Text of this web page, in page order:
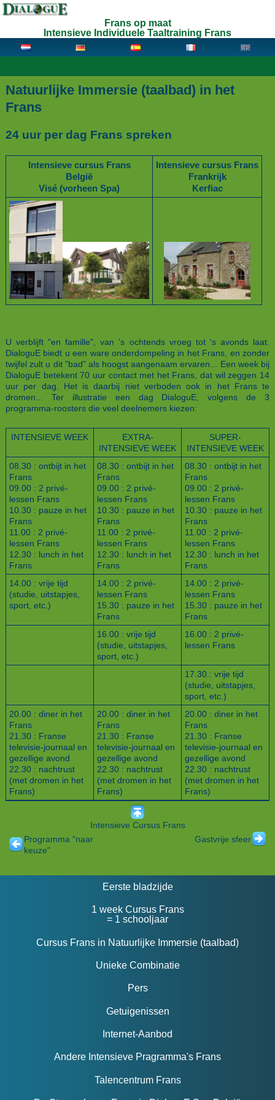
Frans op maat
Intensieve Individuele Taaltraining Frans
Natuurlijke Immersie (taalbad) in het
Frans
24 uur per dag Frans spreken
Intensieve cursus Frans
België
Visé (vorheen Spa)
Intensieve cursus Frans
Frankrijk
Kerfiac
U verblijft "en famille", van 's ochtends vroeg tot 's avonds laat.
DialoguE biedt u een ware onderdompeling in het Frans, en zonder
twijfel zult u dit "bad" als hoogst aangenaam ervaren... Een week bij
DialoguE betekent 70 uur contact met het Frans, dat wil zeggen 14
uur per dag. Het is daarbij niet verboden ook in het Frans te
dromen... Ter illustratie een dag DialoguE, volgens de 3
programma-roosters die veel deelnemers kiezen:
INTENSIEVE WEEK
EXTRA-
INTENSIEVE WEEK
SUPER-
INTENSIEVE WEEK
08.30 : ontbijt in het
Frans
09.00 : 2 privé-
lessen Frans
10.30 : pauze in het
Frans
11.00 : 2 privé-
lessen Frans
12.30 : lunch in het
Frans
08.30 : ontbijt in het
Frans
09.00 : 2 privé-
lessen Frans
10.30 : pauze in het
Frans
11.00 : 2 privé-
lessen Frans
12.30 : lunch in het
Frans
08.30 : ontbijt in het
Frans
09.00 : 2 privé-
lessen Frans
10.30 : pauze in het
Frans
11.00 : 2 privé-
lessen Frans
12.30 : lunch in het
Frans
14.00 : vrije tijd
(studie, uitstapjes,
sport, etc.)
14.00 : 2 privé-
lessen Frans
15.30 : pauze in het
Frans
14.00 : 2 privé-
lessen Frans
15.30 : pauze in het
Frans
16.00 : vrije tijd
(studie, uitstapjes,
sport, etc.)
16.00 : 2 privé-
lessen Frans
17.30.: vrije tijd
(studie, uitstapjes,
sport, etc.)
20.00 : diner in het
Frans
21.30 : Franse
televisie-journaal en
gezellige avond
22.30 : nachtrust
(met dromen in het
Frans)
20.00 : diner in het
Frans
21.30 : Franse
televisie-journaal en
gezellige avond
22.30 : nachtrust
(met dromen in het
Frans)
20.00 : diner in het
Frans
21.30 : Franse
televisie-journaal en
gezellige avond
22.30 : nachtrust
(met dromen in het
Frans)
Intensieve Cursus Frans
Programma "naar
keuze"
Gastvrije sfeer
Eerste bladzijde
1 week Cursus Frans
= 1 schooljaar
Cursus Frans in Natuurlijke Immersie (taalbad)
Unieke Combinatie
Pers
Getuigenissen
Internet-Aanbod
Andere Intensieve Pragramma's Frans
Talencentrum Frans